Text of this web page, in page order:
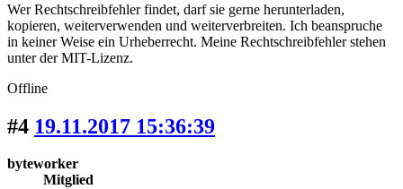
Wer Rechtschreibfehler findet, darf sie gerne herunterladen,
kopieren, weiterverwenden und weiterverbreiten. Ich beanspruche
in keiner Weise ein Urheberrecht. Meine Rechtschreibfehler stehen
unter der MIT-Lizenz.
Offline
#4 19.11.2017 15:36:39
byteworker
Mitglied